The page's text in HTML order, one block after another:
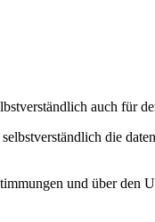
auch für
die
und über